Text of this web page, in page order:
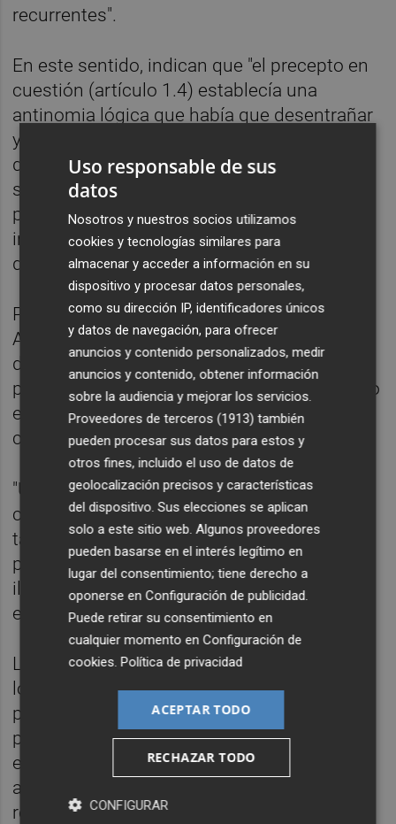
recurrentes".
En este sentido, indican que "el precepto en
cuestión (artículo 1.4) establecía una
antinomia lógica que había que desentrañar
y, desde luego, el tenor literal de la ley no
dice, como argumentan los recurrentes, que
solo puede entenderse como beneficio
personal de carácter patrimonial el
incremento tangible y directo del patrimonio
del sujeto".
Para llegar a estas conclusiones, la Sala de
Apelación ha analizado el concepto jurídico
de "beneficio personal de carácter
patrimonial" determinando que abarca "tanto
el incremento de los activos patrimoniales
como el no detrimento del pasivo".
"Un sujeto se beneficia patrimonialmente
cuando se incrementa su patrimonio pero
también cuando su patrimonio no decrece
porque sus obligaciones son asumidas
ilícitamente por los fondos públicos",
exponen.
Los magistrados señalan que "en este caso
los investigados se beneficiaron
patrimonialmente en tanto que impulsaron
personalmente el proyecto político ilegal y
endosaron los gastos a la administración
autonómica, sin que esa iniciativa
respondiera a la satisfacción de ningún
Uso responsable de sus
datos
Nosotros y nuestros socios utilizamos
cookies y tecnologías similares para
almacenar y acceder a información en su
dispositivo y procesar datos personales,
como su dirección IP, identificadores únicos
y datos de navegación, para ofrecer
anuncios y contenido personalizados, medir
anuncios y contenido, obtener información
sobre la audiencia y mejorar los servicios.
Proveedores de terceros (1913) también
pueden procesar sus datos para estos y
otros fines, incluido el uso de datos de
geolocalización precisos y características
del dispositivo. Sus elecciones se aplican
solo a este sitio web. Algunos proveedores
pueden basarse en el interés legítimo en
lugar del consentimiento; tiene derecho a
oponerse enConfiguración de publicidad
Puede retirar su consentimiento en
cualquier momento enConfiguración de
cookies .Política de privacidad
ACEPTAR TODO
RECHAZAR TODO
CONFIGURAR